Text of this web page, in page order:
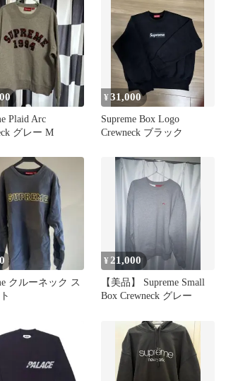
Plaid Arc
グレー M
¥31,000
Supreme Box Logo
Crewneck ブラック
クルーネック ス
¥21,000
【美品】 Supreme Small
Box Crewneck グレー